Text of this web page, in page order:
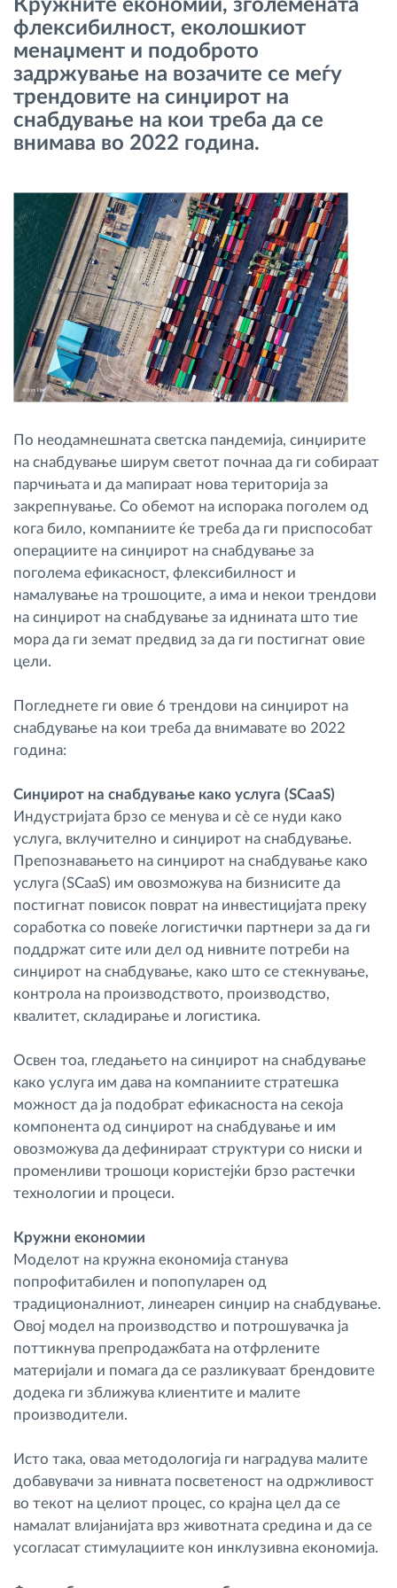
Управување со горивото
Планирање и следење на рутите
Автоматска идентификација на возачите
Како ја решаваме
Калкулатор за заштеди
Кружните економии, зголемената
флексибилност, еколошкиот
менаџмент и подоброто
задржување на возачите се меѓу
трендовите на синџирот на
снабдување на кои треба да се
внимава во 2022 година.
По неодамнешната светска пандемија, синџирите
на снабдување ширум светот почнаа да ги собираат
парчињата и да мапираат нова територија за
закрепнување. Со обемот на испорака поголем од
кога било, компаниите ќе треба да ги приспособат
операциите на синџирот на снабдување за
поголема ефикасност, флексибилност и
намалување на трошоците, а има и некои трендови
на синџирот на снабдување за иднината што тие
мора да ги земат предвид за да ги постигнат овие
цели.
Погледнете ги овие 6 трендови на синџирот на
снабдување на кои треба да внимавате во 2022
година:
Синџирот на снабдување како услуга (SCaaS)
Индустријата брзо се менува и сè се нуди како
услуга, вклучително и синџирот на снабдување.
Препознавањето на синџирот на снабдување како
услуга (SCaaS) им овозможува на бизнисите да
постигнат повисок поврат на инвестицијата преку
соработка со повеќе логистички партнери за да ги
поддржат сите или дел од нивните потреби на
синџирот на снабдување, како што се стекнување,
контрола на производството, производство,
квалитет, складирање и логистика.
Освен тоа, гледањето на синџирот на снабдување
како услуга им дава на компаниите стратешка
можност да ја подобрат ефикасноста на секоја
компонента од синџирот на снабдување и им
овозможува да дефинираат структури со ниски и
променливи трошоци користејќи брзо растечки
технологии и процеси.
Кружни економии
Моделот на кружна економија станува
попрофитабилен и попопуларен од
традиционалниот, линеарен синџир на снабдување.
Овој модел на производство и потрошувачка ја
поттикнува препродажбата на отфрлените
материјали и помага да се разликуваат брендовите
додека ги зближува клиентите и малите
производители.
Исто така, оваа методологија ги наградува малите
добавувачи за нивната посветеност на одржливост
во текот на целиот процес, со крајна цел да се
намалат влијанијата врз животната средина и да се
усогласат стимулациите кон инклузивна економија.